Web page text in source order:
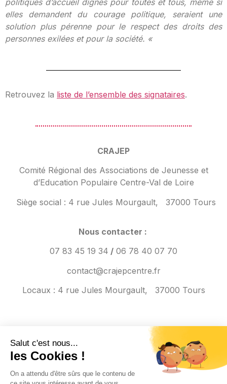
politiques d’accueil dignes pour toutes et tous, même si
elles demandent du courage politique, seraient une
solution plus pérenne pour le respect des droits des
personnes exilées et pour la société. «
Retrouvez la liste de l’ensemble des signataires.
CRAJEP
Comité Régional des Associations de Jeunesse et
d’Education Populaire Centre-Val de Loire
Siège social : 4 rue Jules Mourgault, 37000 Tours
Nous contacter :
07 83 45 19 34 / 06 78 40 07 70
contact@crajepcentre.fr
Locaux : 4 rue Jules Mourgault, 37000 Tours
S'inscrire à notre Newsletter
Salut c'est nous...
les Cookies !
On a attendu d'être sûrs que le contenu de